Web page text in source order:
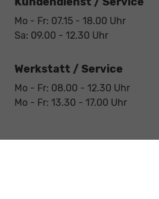
Mo - Fr: 07.15 - 18.00 Uhr
Sa: 09.00 - 12.30 Uhr
Werkstatt / Service
Mo - Fr: 08.00 - 12.30 Uhr
Mo - Fr: 13.30 - 17.00 Uhr